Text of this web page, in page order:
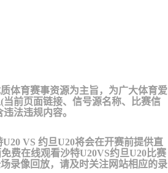
体育赛事资源为主旨，为广大体育爱
前页面链接、信号源名称、比赛信
法违规内容。
VS 约旦U20将会在开赛前提供直
费在线观看沙特U20VS约旦U20比赛
录像回放，请及时关注网站相应的录